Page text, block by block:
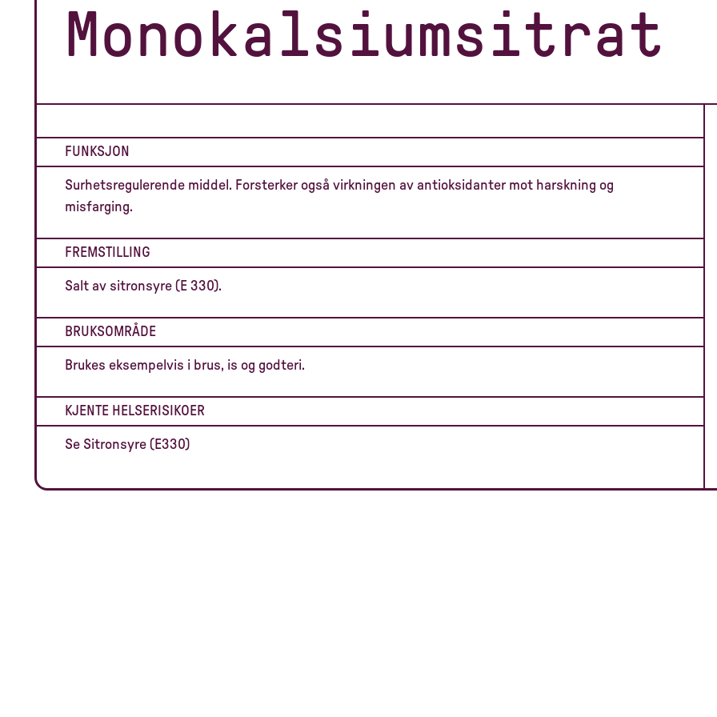
Monokalsiumsitrat
FUNKSJON
Surhetsregulerende middel. Forsterker også virkningen av antioksidanter mot harskning og
misfarging.
FREMSTILLING
Salt av sitronsyre (E 330).
BRUKSOMRÅDE
Brukes eksempelvis i brus, is og godteri.
KJENTE HELSERISIKOER
Se Sitronsyre (E330)